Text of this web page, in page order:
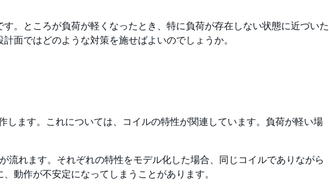
。ところが負荷が軽くなったとき、特に負荷が存在しない状態に近づいた
面ではどのような対策を施せばよいのでしょうか。
ます。これについては、コイルの特性が関連しています。負荷が軽い場
れます。それぞれの特性をモデル化した場合、同じコイルでありながら
動作が不安定になってしまうことがあります。